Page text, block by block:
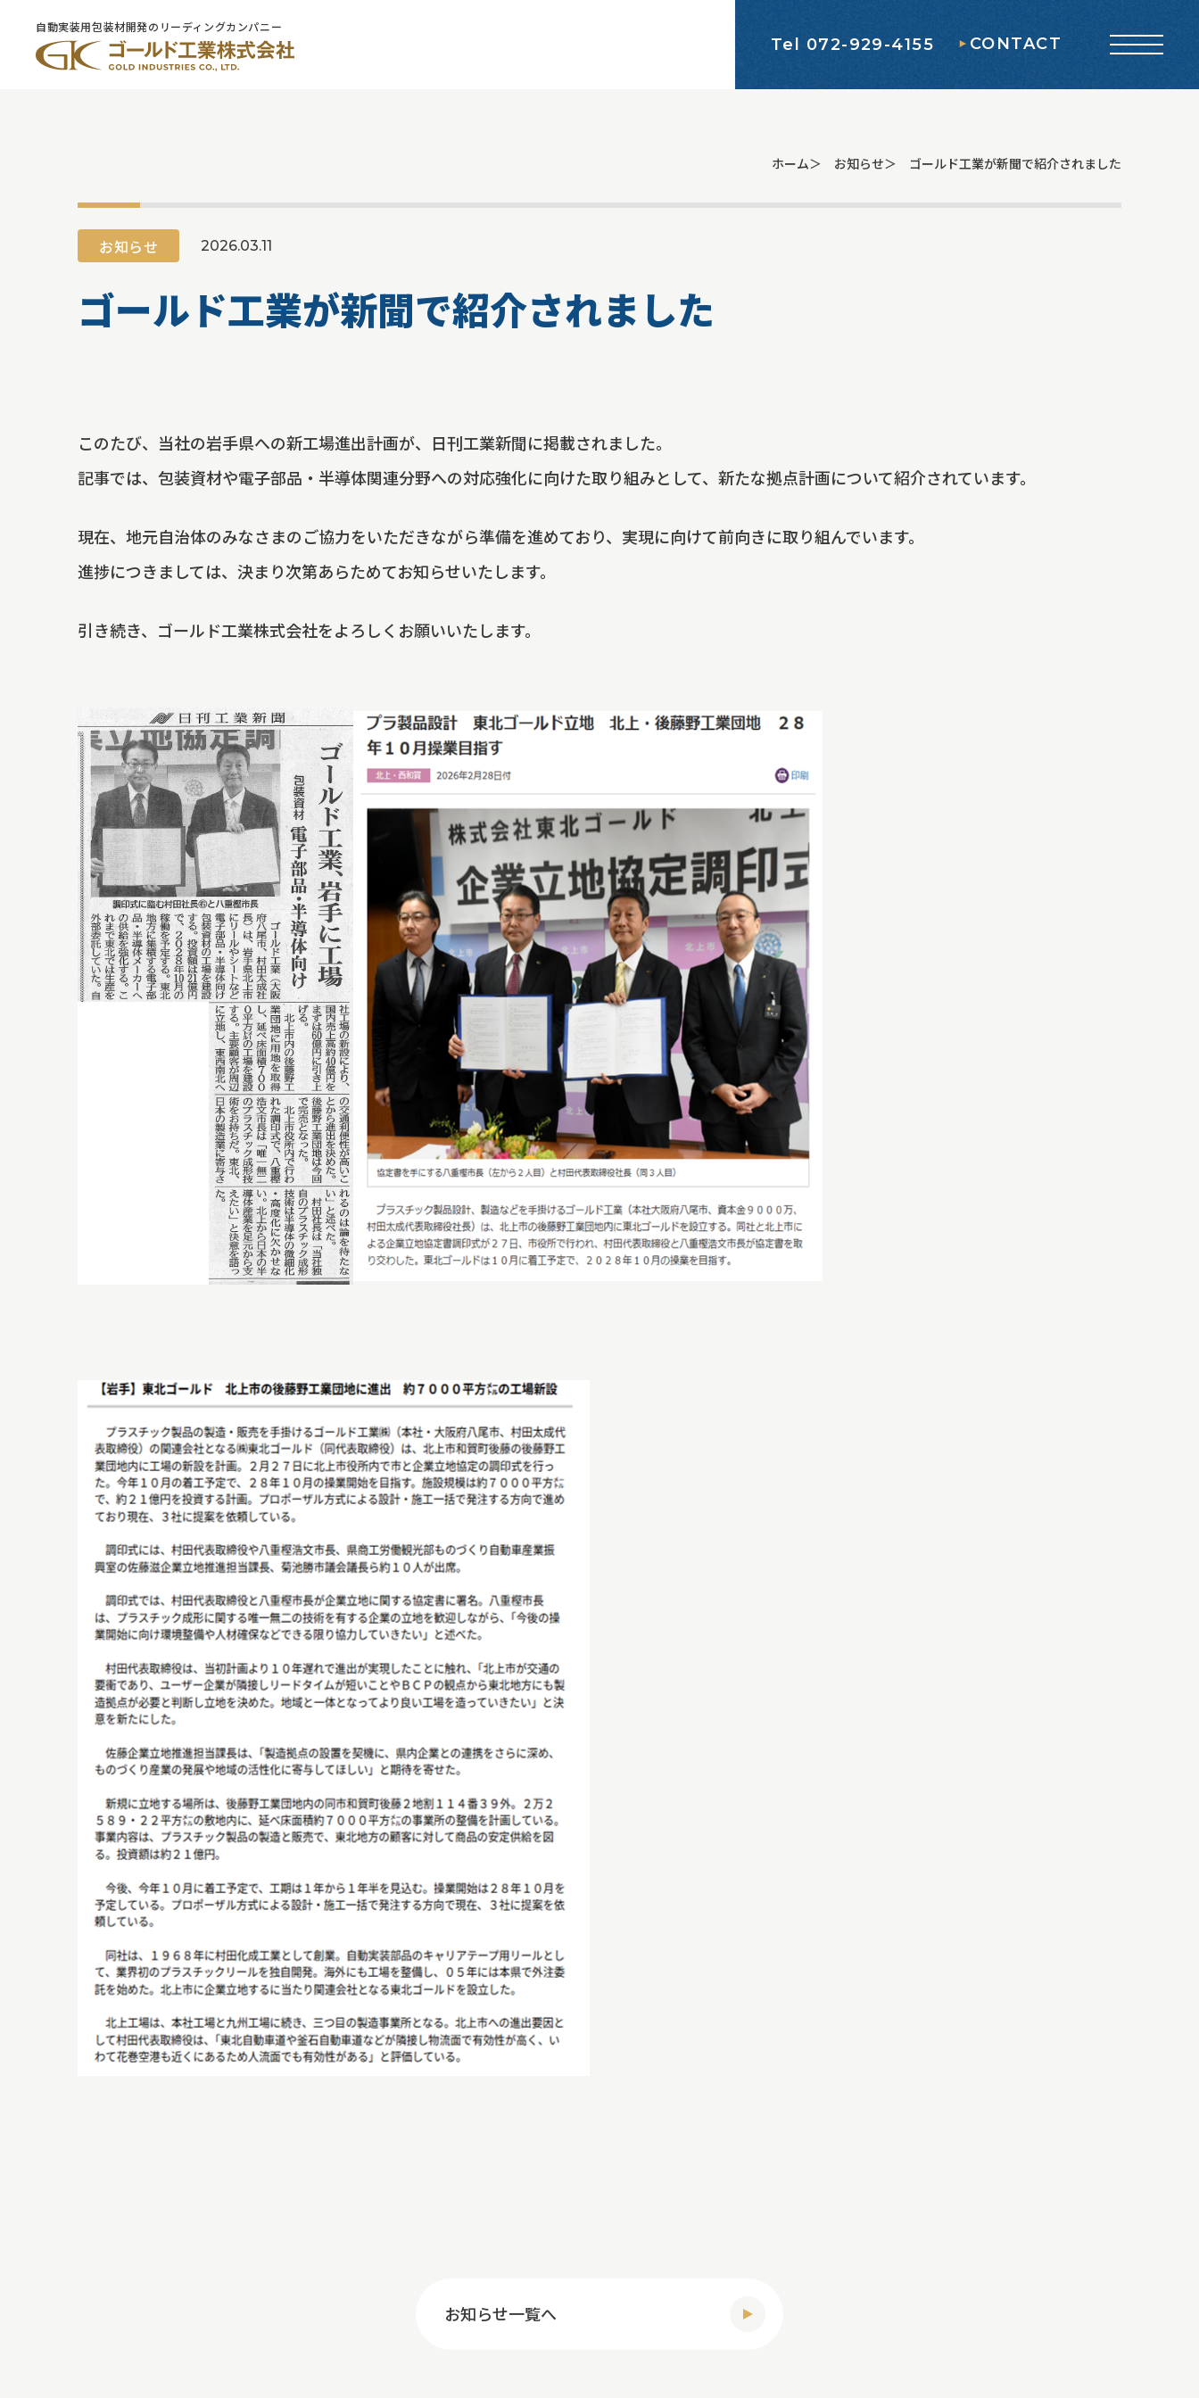
自動実装用包装材開発のリーディングカンパニー
Tel 072-929-4155 CONTACT
ホーム お知らせ ゴールド工業が新聞で紹介されました
お知らせ 2026.03.11
ゴールド工業が新聞で紹介されました
このたび、当社の岩手県への新工場進出計画が、日刊工業新聞に掲載されました。
記事では、包装資材や電子部品・半導体関連分野への対応強化に向けた取り組みとして、新たな拠点計画について紹介されています。
現在、地元自治体のみなさまのご協力をいただきながら準備を進めており、実現に向けて前向きに取り組んでいます。
進捗につきましては、決まり次第あらためてお知らせいたします。
引き続き、ゴールド工業株式会社をよろしくお願いいたします。
お知らせ一覧へ